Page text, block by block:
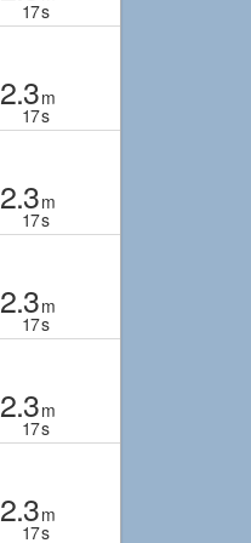
17s
2.3m
17s
2.3m
17s
2.3m
17s
2.3m
17s
2.3m
17s